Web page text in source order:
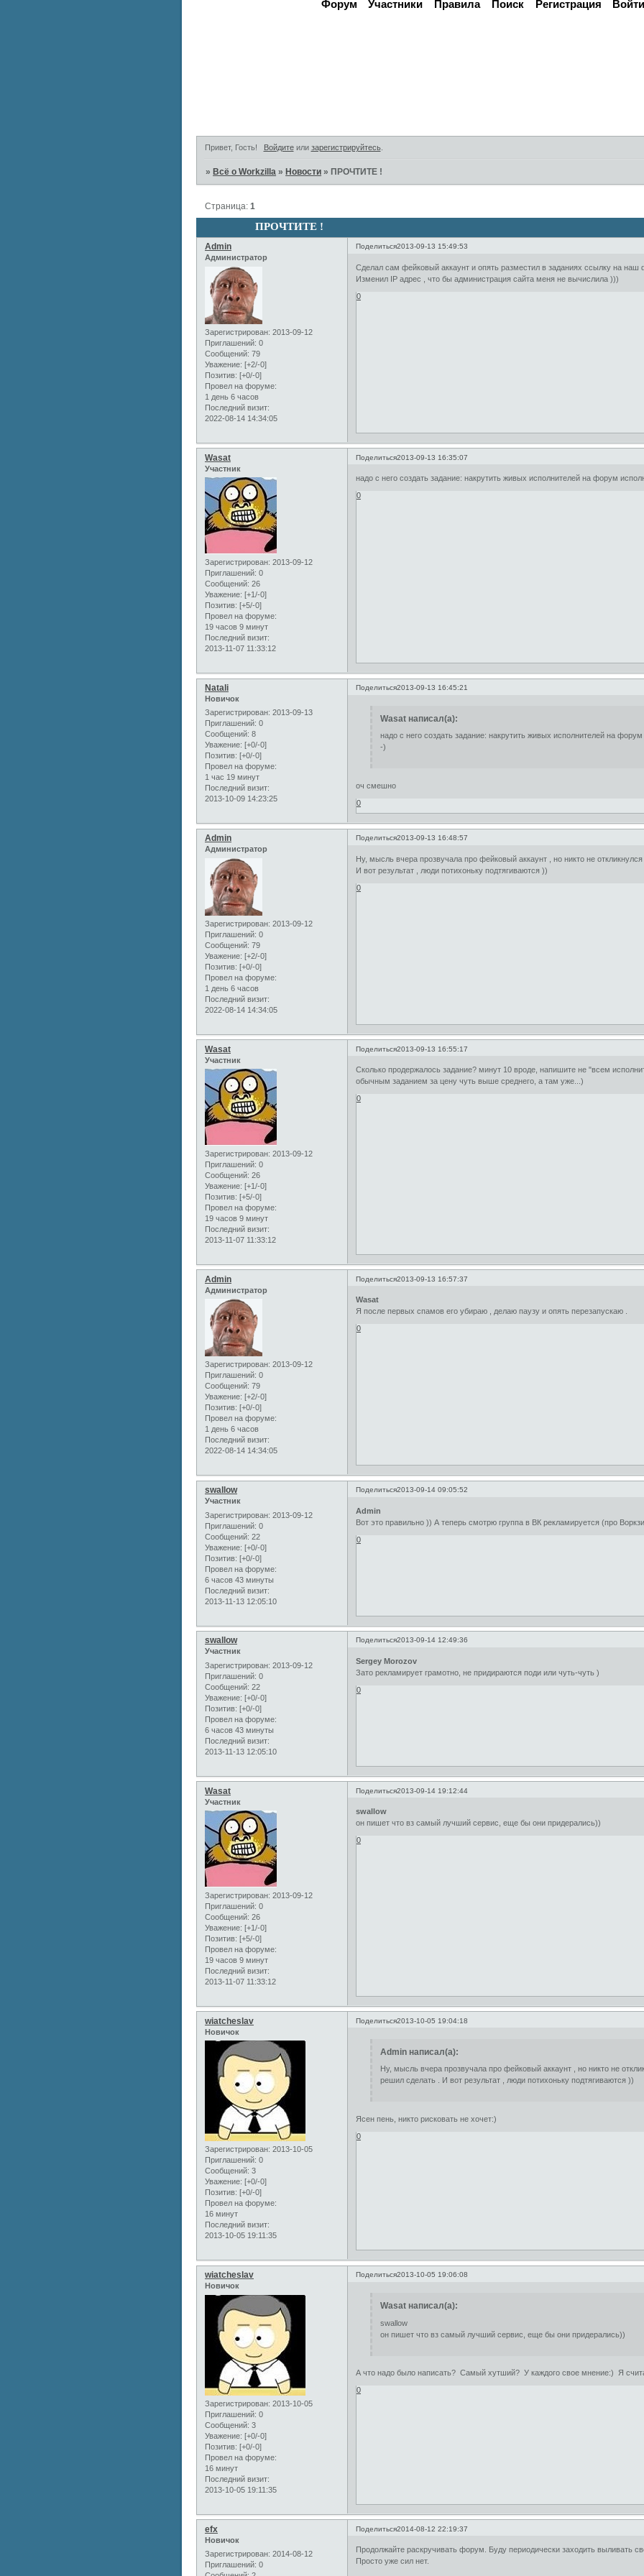
Форум Участники Правила Поиск Регистрация
Привет, Гость! Войдитеили зарегистрируйтесь.
» Всё о Workzilla » Новости » ПРОЧТИТЕ !
ПРОЧТИТЕ !
Страница:1
Поделиться2013-09-13 15:49:53
Admin
Администратор
Зарегистрирован: 2013-09-12
Приглашений: 0
Сообщений: 79
Уважение: [+2/-0]
Позитив: [+0/-0]
Провел на форуме:
1 день 6 часов
Последний визит:
2022-08-14 14:34:05
Сделал сам фейковый аккаунт и опять разместил в заданиях ссылку на наш
Изменил IP адрес , что бы администрация сайта меня не вычислила )))
0
Поделиться2013-09-13 16:35:07
Wasat
Участник
Зарегистрирован: 2013-09-12
Приглашений: 0
Сообщений: 26
Уважение: [+1/-0]
Позитив: [+5/-0]
Провел на форуме:
19 часов 9 минут
Последний визит:
2013-11-07 11:33:12
надо с него создать задание: накрутить живых исполнителей на форум
0
Поделиться2013-09-13 16:45:21
Natali
Новичок
Зарегистрирован: 2013-09-13
Приглашений: 0
Сообщений: 8
Уважение: [+0/-0]
Позитив: [+0/-0]
Провел на форуме:
1 час 19 минут
Последний визит:
2013-10-09 14:23:25
Wasat написал(а):
надо с него создать задание: накрутить живых исполнителей на
-)
оч смешно
0
Поделиться2013-09-13 16:48:57
Admin
Администратор
Зарегистрирован: 2013-09-12
Приглашений: 0
Сообщений: 79
Уважение: [+2/-0]
Позитив: [+0/-0]
Провел на форуме:
1 день 6 часов
Последний визит:
2022-08-14 14:34:05
Ну, мысль вчера прозвучала про фейковый аккаунт , но никто не
И вот результат , люди потихоньку подтягиваются ))
0
Поделиться2013-09-13 16:55:17
Wasat
Участник
Зарегистрирован: 2013-09-12
Приглашений: 0
Сообщений: 26
Уважение: [+1/-0]
Позитив: [+5/-0]
Провел на форуме:
19 часов 9 минут
Последний визит:
2013-11-07 11:33:12
Сколько продержалось задание? минут 10 вроде, напишите не "всем
обычным заданием за цену чуть выше среднего, а там уже...)
0
Поделиться2013-09-13 16:57:37
Admin
Администратор
Зарегистрирован: 2013-09-12
Приглашений: 0
Сообщений: 79
Уважение: [+2/-0]
Позитив: [+0/-0]
Провел на форуме:
1 день 6 часов
Последний визит:
2022-08-14 14:34:05
Wasat
Я после первых спамов его убираю , делаю паузу и опять перезапускаю .
0
Поделиться2013-09-14 09:05:52
swallow
Участник
Зарегистрирован: 2013-09-12
Приглашений: 0
Сообщений: 22
Уважение: [+0/-0]
Позитив: [+0/-0]
Провел на форуме:
6 часов 43 минуты
Последний визит:
2013-11-13 12:05:10
Admin
Вот это правильно )) А теперь смотрю группа в ВК рекламируется (про
0
Поделиться2013-09-14 12:49:36
swallow
Участник
Зарегистрирован: 2013-09-12
Приглашений: 0
Сообщений: 22
Уважение: [+0/-0]
Позитив: [+0/-0]
Провел на форуме:
6 часов 43 минуты
Последний визит:
2013-11-13 12:05:10
Sergey Morozov
Зато рекламирует грамотно, не придираются поди или чуть-чуть )
0
Поделиться2013-09-14 19:12:44
Wasat
Участник
Зарегистрирован: 2013-09-12
Приглашений: 0
Сообщений: 26
Уважение: [+1/-0]
Позитив: [+5/-0]
Провел на форуме:
19 часов 9 минут
Последний визит:
2013-11-07 11:33:12
swallow
он пишет что вз самый лучший сервис, еще бы они придерались))
0
Поделиться2013-10-05 19:04:18
wiatcheslav
Новичок
Зарегистрирован: 2013-10-05
Приглашений: 0
Сообщений: 3
Уважение: [+0/-0]
Позитив: [+0/-0]
Провел на форуме:
16 минут
Последний визит:
2013-10-05 19:11:35
Admin написал(а):
Ну, мысль вчера прозвучала про фейковый аккаунт , но никто не
решил сделать . И вот результат , люди потихоньку подтягиваются ))
Ясен пень, никто рисковать не хочет:)
0
Поделиться2013-10-05 19:06:08
wiatcheslav
Новичок
Зарегистрирован: 2013-10-05
Приглашений: 0
Сообщений: 3
Уважение: [+0/-0]
Позитив: [+0/-0]
Провел на форуме:
16 минут
Последний визит:
2013-10-05 19:11:35
Wasat написал(а):
swallow
он пишет что вз самый лучший сервис, еще бы они придерались))
А что надо было написать? Самый хутший? У каждого свое мнение:) Я
0
Поделиться2014-08-12 22:19:37
efx
Новичок
Зарегистрирован: 2014-08-12
Приглашений: 0
Продолжайте раскручивать форум. Буду периодически заходить выливать
Просто уже сил нет.